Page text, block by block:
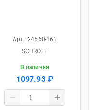
Арт.:24560-161
SCHROFF
В наличии
1097.93 ₽